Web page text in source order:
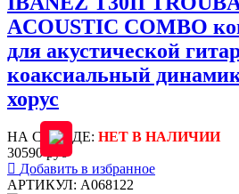
ACOUSTIC COMBO
для акустической
коаксиальный
хорус
НА СКЛАДЕ: НЕТ В НАЛИЧИИ
30590 руб
Добавить в избранное
АРТИКУЛ: A068122